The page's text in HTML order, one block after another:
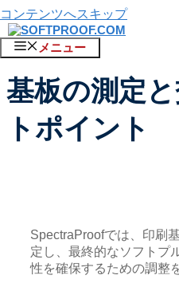
コンテンツへスキップ
メニュー
基板の測定
トポイント
SpectraProofでは、印刷
定し、最終的なソフトプ
性を確保するための調整